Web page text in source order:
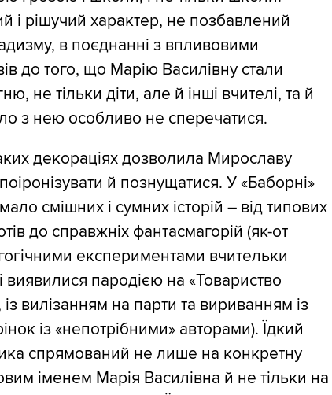
і рішучий характер, не позбавлений
в поєднанні з впливовими
до того, що Марію Василівну стали
не тільки діти, але й інші вчителі, та й
з нею особливо не сперечатися.
декораціях дозволила Мирославу
й познущатися. У «Баборні»
смішних і сумних історій – від типових
до справжніх фантасмагорій (як-от
експериментами вчительки
виявилися пародією на «Товариство
із вилізанням на парти та вириванням із
із «непотрібними» авторами). Їдкий
спрямований не лише на конкретну
іменем Марія Василівна й не тільки на